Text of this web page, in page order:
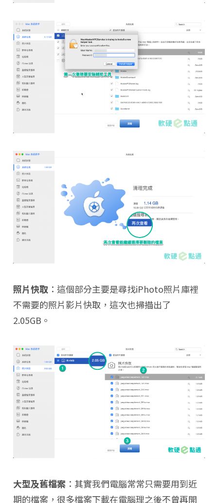
照片快取：這個部分主要是尋找iPhoto照片庫裡
不需要的照片影片快取，這次也掃描出了
2.05GB。
大型及舊檔案：其實我們電腦常常只需要用到近
期的檔案，很多檔案下載在電腦理之後不曾再開